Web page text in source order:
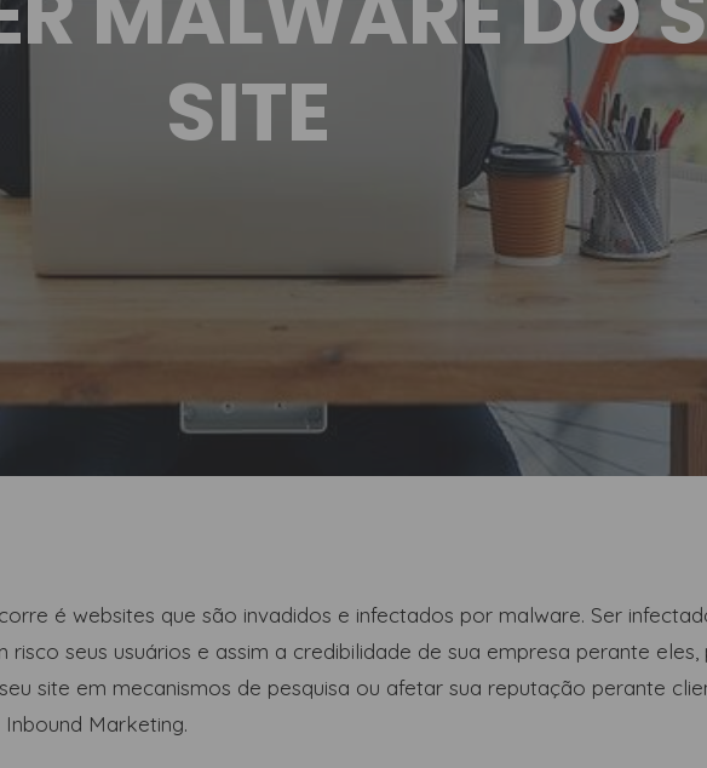
SITE
é websites que são invadidos e infectados por malware. Ser
seus usuários e assim a credibilidade de sua empresa perante eles,
site em mecanismos de pesquisa ou afetar sua reputação perante
Marketing.